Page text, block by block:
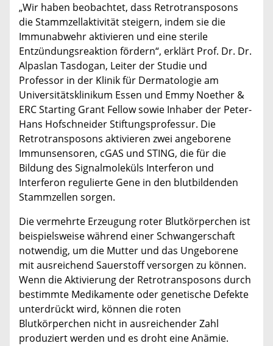
„Wir haben beobachtet, dass Retrotransposons
die Stammzellaktivität steigern, indem sie die
Immunabwehr aktivieren und eine sterile
Entzündungsreaktion fördern“, erklärt Prof. Dr. Dr.
Alpaslan Tasdogan, Leiter der Studie und
Professor in der Klinik für Dermatologie am
Universitätsklinikum Essen und Emmy Noether &
ERC Starting Grant Fellow sowie Inhaber der Peter-
Hans Hofschneider Stiftungsprofessur. Die
Retrotransposons aktivieren zwei angeborene
Immunsensoren, cGAS und STING, die für die
Bildung des Signalmoleküls Interferon und
Interferon regulierte Gene in den blutbildenden
Stammzellen sorgen.
Die vermehrte Erzeugung roter Blutkörperchen ist
beispielsweise während einer Schwangerschaft
notwendig, um die Mutter und das Ungeborene
mit ausreichend Sauerstoff versorgen zu können.
Wenn die Aktivierung der Retrotransposons durch
bestimmte Medikamente oder genetische Defekte
unterdrückt wird, können die roten
Blutkörperchen nicht in ausreichender Zahl
produziert werden und es droht eine Anämie.